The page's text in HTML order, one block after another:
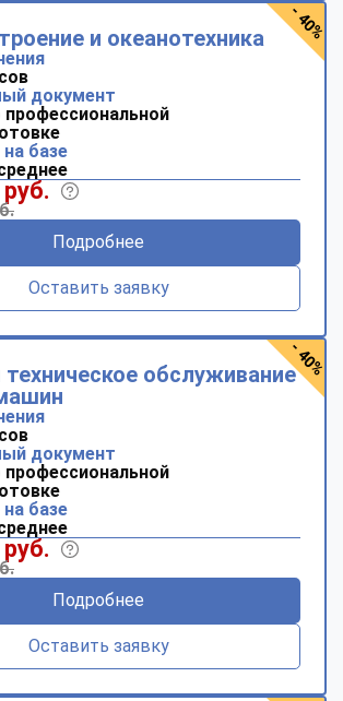
и океанотехника
документ
базе
Подробнее
Оставить заявку
- 40%
обслуживание
документ
базе
Подробнее
Оставить заявку
- 40%